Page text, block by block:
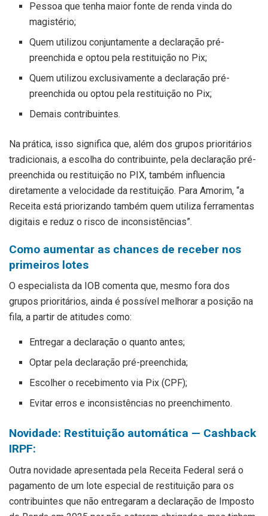
Pessoa que tenha maior fonte de renda vinda do
magistério;
Quem utilizou conjuntamente a declaração pré-
preenchida e optou pela restituição no Pix;
Quem utilizou exclusivamente a declaração pré-
preenchida ou optou pela restituição no Pix;
Demais contribuintes.
Na prática, isso significa que, além dos grupos prioritários
tradicionais, a escolha do contribuinte, pela declaração pré-
preenchida ou restituição no PIX, também influencia
diretamente a velocidade da restituição. Para Amorim, “a
Receita está priorizando também quem utiliza ferramentas
digitais e reduz o risco de inconsistências”.
Como aumentar as chances de receber nos
primeiros lotes
O especialista da IOB comenta que, mesmo fora dos
grupos prioritários, ainda é possível melhorar a posição na
fila, a partir de atitudes como:
Entregar a declaração o quanto antes;
Optar pela declaração pré-preenchida;
Escolher o recebimento via Pix (CPF);
Evitar erros e inconsistências no preenchimento.
Novidade: Restituição automática — Cashback
IRPF:
Outra novidade apresentada pela Receita Federal será o
pagamento de um lote especial de restituição para os
contribuintes que não entregaram a declaração de Imposto